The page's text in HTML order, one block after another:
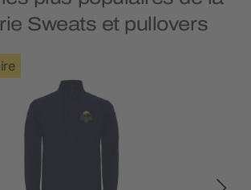
Sweats et pullovers